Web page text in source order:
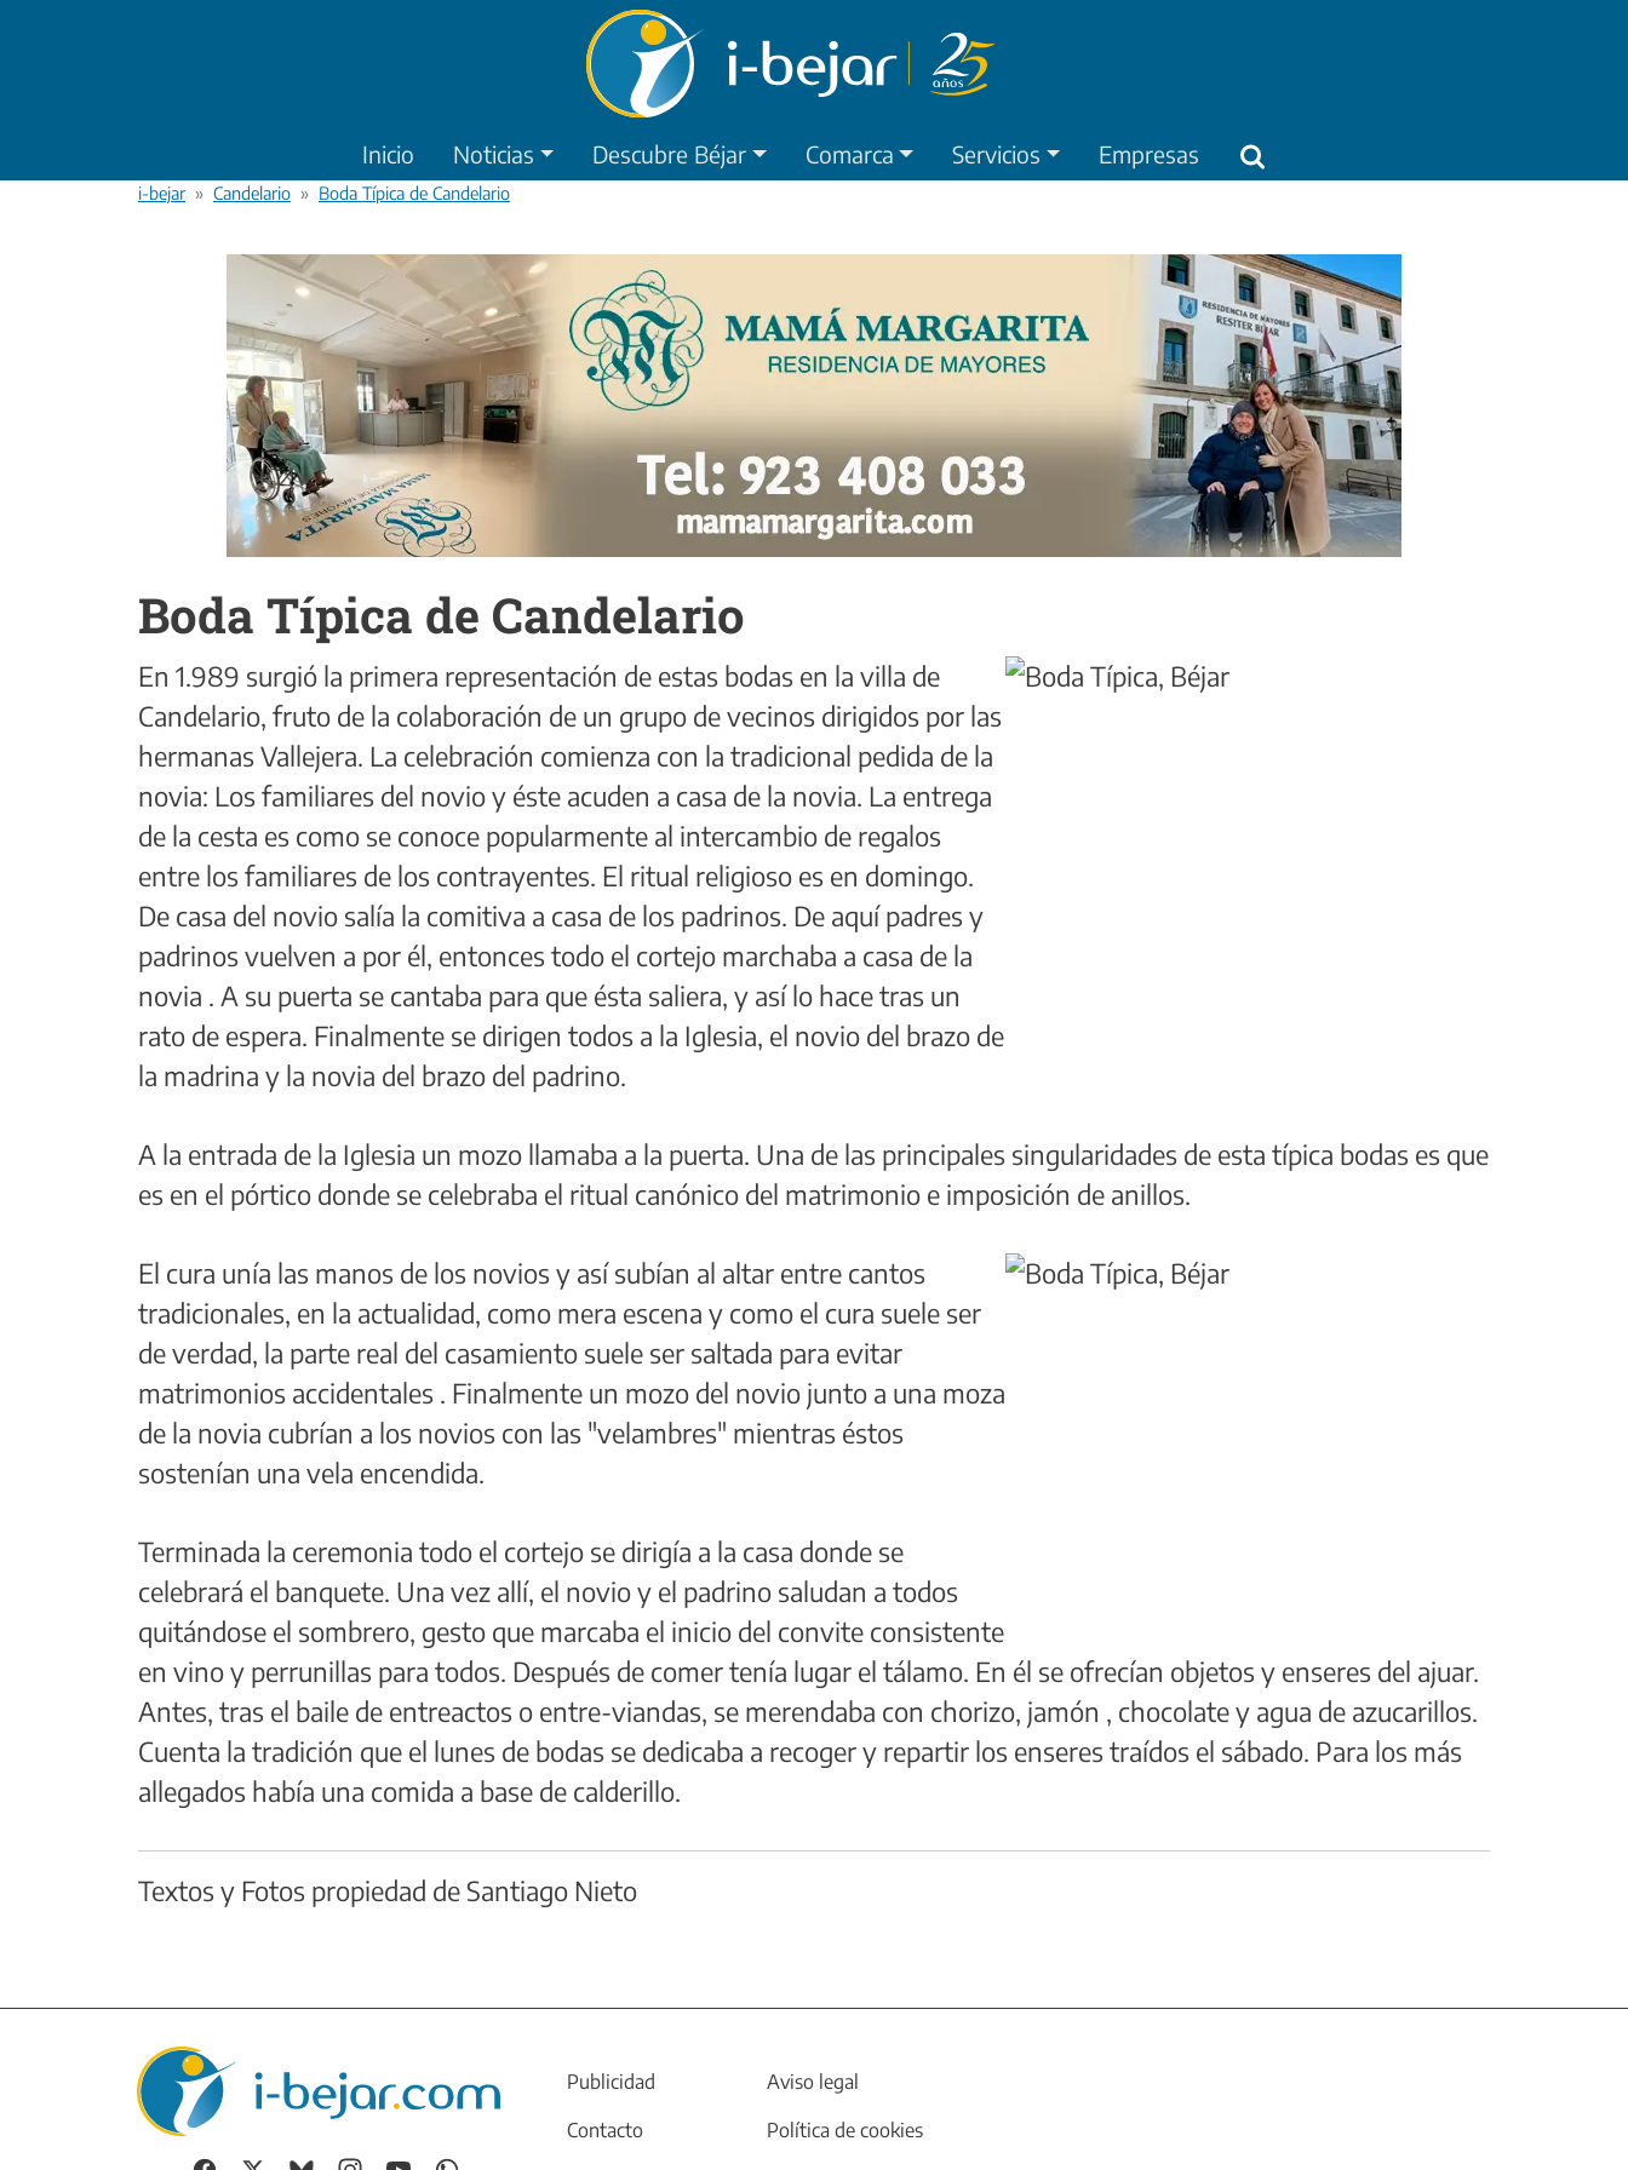
Inicio Noticias Descubre Béjar Comarca Servicios Empresas
i-bejar Candelario Boda Típica de Candelario
Boda Típica de Candelario
En 1.989 surgió la primera representación de estas bodas en la villa de
Candelario, fruto de la colaboración de un grupo de vecinos dirigidos por las
hermanas Vallejera. La celebración comienza con la tradicional pedida de la
novia: Los familiares del novio y éste acuden a casa de la novia. La entrega
de la cesta es como se conoce popularmente al intercambio de regalos
entre los familiares de los contrayentes. El ritual religioso es en domingo.
De casa del novio salía la comitiva a casa de los padrinos. De aquí padres y
padrinos vuelven a por él, entonces todo el cortejo marchaba a casa de la
novia . A su puerta se cantaba para que ésta saliera, y así lo hace tras un
rato de espera. Finalmente se dirigen todos a la Iglesia, el novio del brazo de
la madrina y la novia del brazo del padrino.
A la entrada de la Iglesia un mozo llamaba a la puerta. Una de las principales singularidades de esta típica bodas es que
es en el pórtico donde se celebraba el ritual canónico del matrimonio e imposición de anillos.
El cura unía las manos de los novios y así subían al altar entre cantos
tradicionales, en la actualidad, como mera escena y como el cura suele ser
de verdad, la parte real del casamiento suele ser saltada para evitar
matrimonios accidentales . Finalmente un mozo del novio junto a una moza
de la novia cubrían a los novios con las "velambres" mientras éstos
sostenían una vela encendida.
Terminada la ceremonia todo el cortejo se dirigía a la casa donde se
celebrará el banquete. Una vez allí, el novio y el padrino saludan a todos
quitándose el sombrero, gesto que marcaba el inicio del convite consistente
en vino y perrunillas para todos. Después de comer tenía lugar el tálamo. En él se ofrecían objetos y enseres del ajuar.
Antes, tras el baile de entreactos o entre-viandas, se merendaba con chorizo, jamón , chocolate y agua de azucarillos.
Cuenta la tradición que el lunes de bodas se dedicaba a recoger y repartir los enseres traídos el sábado. Para los más
allegados había una comida a base de calderillo.
Textos y Fotos propiedad de Santiago Nieto
Publicidad
Aviso legal
Contacto
Política de cookies